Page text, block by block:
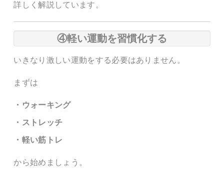
詳しく解説しています。
④軽い運動を習慣化する
いきなり激しい運動をする必要はありません。
まずは
・ウォーキング
・ストレッチ
・軽い筋トレ
から始めましょう。